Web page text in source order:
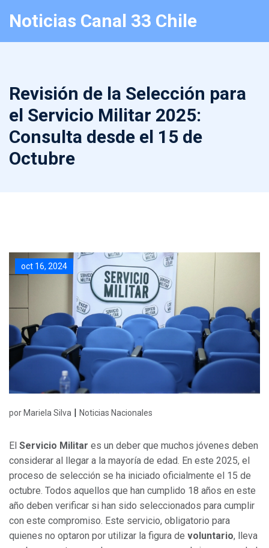
Noticias Canal 33 Chile
Revisión de la Selección para
el Servicio Militar 2025:
Consulta desde el 15 de
Octubre
oct 16, 2024
por Mariela Silva | Noticias Nacionales
El Servicio Militar es un deber que muchos jóvenes deben
considerar al llegar a la mayoría de edad. En este 2025, el
proceso de selección se ha iniciado oficialmente el 15 de
octubre. Todos aquellos que han cumplido 18 años en este
año deben verificar si han sido seleccionados para cumplir
con este compromiso. Este servicio, obligatorio para
quienes no optaron por utilizar la figura de voluntario, lleva